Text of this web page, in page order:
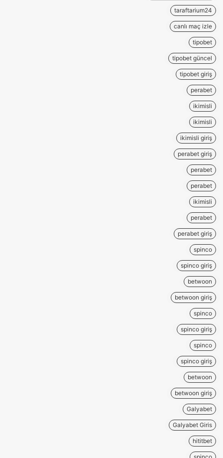
taraftarium24
canlı maç izle
tipobet
tipobet güncel
tipobet giriş
perabet
ikimisli
ikimisli
ikimisli giriş
perabet giriş
perabet
perabet
ikimisli
perabet
perabet giriş
spinco
spinco giriş
betwoon
betwoon giriş
spinco
spinco giriş
spinco
spinco giriş
betwoon
betwoon giriş
Galyabet
Galyabet Giris
hititbet